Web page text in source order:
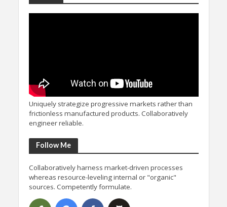
Uniquely strategize progressive markets rather than
frictionless manufactured products. Collaboratively
engineer reliable.
Follow Me
Collaboratively harness market-driven processes
whereas resource-leveling internal or "organic"
sources. Competently formulate.